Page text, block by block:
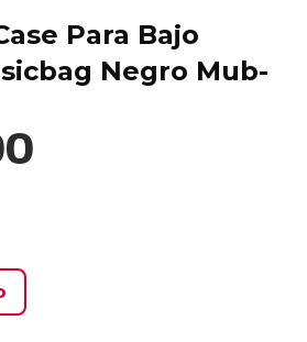
Para Bajo
Negro Mub-